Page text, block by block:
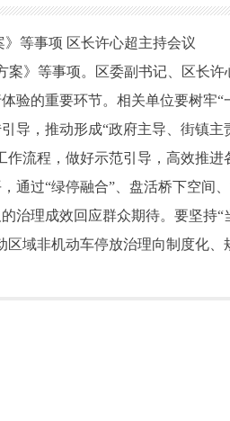
等事项 区长许心超主持会议
》等事项。区委副书记、区长许
的重要环节。相关单位要树牢“
导，推动形成“政府主导、街镇主
流程，做好示范引导，高效推进
通过“绿停融合”、盘活桥下空间
治理成效回应群众期待。要坚持“
域非机动车停放治理向制度化、